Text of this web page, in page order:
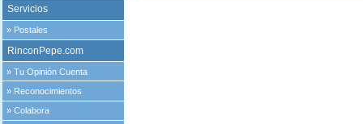
Servicios
» Postales
RinconPepe.com
»Tu Opinión Cuenta
» Reconocimientos
»Colabora